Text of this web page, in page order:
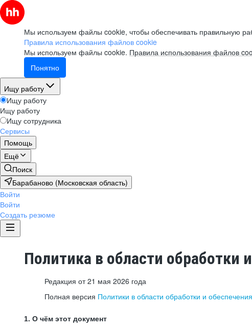
Мы используем файлы cookie, чтобы обеспечивать правильную
Правила использования файлов cookie
Мы используем файлы cookie. Правила использования файлов
Понятно
Ищу работу
Ищу работу
Ищу работу
Ищу сотрудника
Сервисы
Помощь
Ещё
Поиск
Барабаново (Московская область)
Войти
Войти
Создать резюме
Политика в области обработки
Редакция от 21 мая 2026 года
Полная версия Политики в области обработки и
1. О чём этот документ